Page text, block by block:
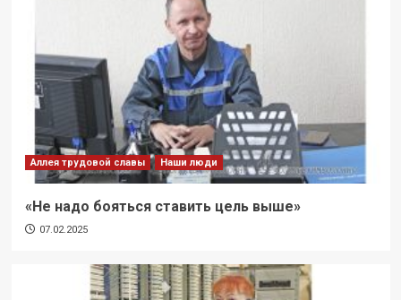
Аллея трудовой славы Наши люди
«Не надо бояться ставить цель выше»
07.02.2025